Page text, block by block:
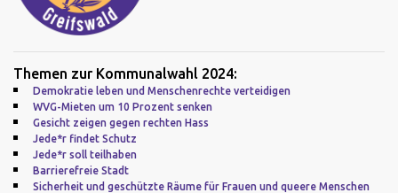
Themen zur Kommunalwahl 2024:
Demokratie leben und Menschenrechte verteidigen
WVG-Mieten um 10 Prozent senken
Gesicht zeigen gegen rechten Hass
Jede*r findet Schutz
Jede*r soll teilhaben
Barrierefreie Stadt
Sicherheit und geschützte Räume für Frauen und queere Menschen